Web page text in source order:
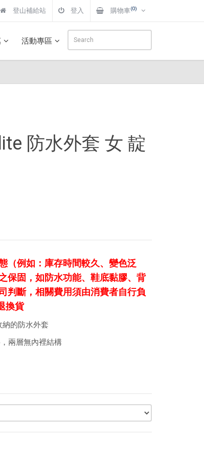
登山補給站 登入 購物車(0)
活動專區
防水外套 女 靛
（例如：庫存時間較久、變色泛
保固，如防水功能、鞋底黏膠、背
判斷，相關費用須由消費者自行負
換貨
納的防水外套
，兩層無內裡結構